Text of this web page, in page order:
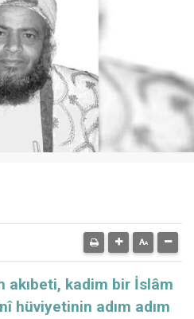
akıbeti, kadim bir İslâm
hüviyetinin adım adım